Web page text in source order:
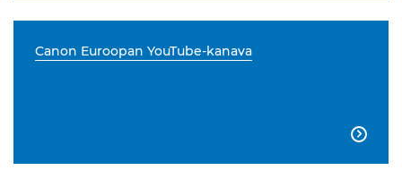
Canon Euroopan YouTube-kanava
